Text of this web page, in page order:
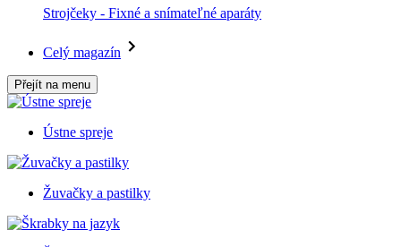
Strojčeky - Fixné a snímateľné aparáty
Celý magazín
Přejít na menu
Ústne spreje
Žuvačky a pastilky